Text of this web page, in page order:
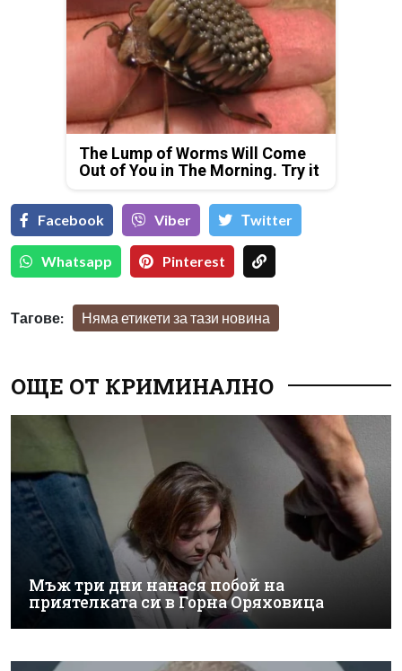
The Lump of Worms Will Come
Out of You in The Morning. Try it
Facebook Viber Тwitter
Whatsapp Pinterest
Тагове: Няма етикети за тази новина
ОЩЕ ОТ КРИМИНАЛНО
Мъж три дни нанася побой на
приятелката си в Горна Оряховица